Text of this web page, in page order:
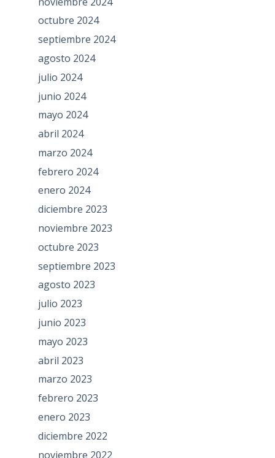
octubre 2024
septiembre 2024
agosto 2024
julio 2024
junio 2024
mayo 2024
abril 2024
marzo 2024
febrero 2024
enero 2024
diciembre 2023
noviembre 2023
octubre 2023
septiembre 2023
agosto 2023
julio 2023
junio 2023
mayo 2023
abril 2023
marzo 2023
febrero 2023
enero 2023
diciembre 2022
noviembre 2022